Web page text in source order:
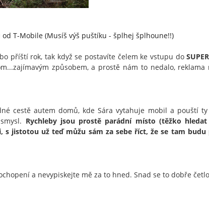
T-Mobile (Musíš výš puštíku - šplhej šplhoune!!)
příští rok, tak když se postavíte čelem ke vstupu do
způsobem, a prostě nám to nedalo, reklama
cestě autem domů, kde Sára vytahuje mobil a pouští
Rychleby jsou prostě parádní místo (těžko
jistotou už teď můžu sám za sebe říct, že se tam budu
a nevypiskejte mě za to hned. Snad se to dobře